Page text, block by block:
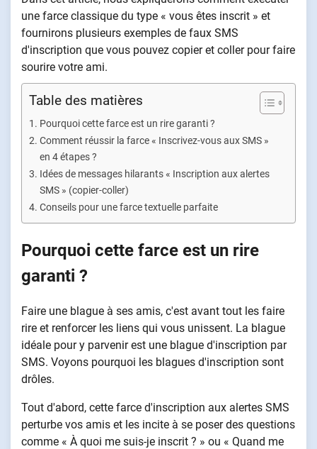
une farce classique du type « vous êtes inscrit » et
fournirons plusieurs exemples de faux SMS
d'inscription que vous pouvez copier et coller pour faire
sourire votre ami.
Table des matières
Pourquoi cette farce est un rire garanti ?
Comment réussir la farce « Inscrivez-vous aux SMS »
en 4 étapes ?
Idées de messages hilarants « Inscription aux alertes
SMS » (copier-coller)
Conseils pour une farce textuelle parfaite
Pourquoi cette farce est un rire
garanti ?
Faire une blague à ses amis, c'est avant tout les faire
rire et renforcer les liens qui vous unissent. La blague
idéale pour y parvenir est une blague d'inscription par
SMS. Voyons pourquoi les blagues d'inscription sont
drôles.
Tout d'abord, cette farce d'inscription aux alertes SMS
perturbe vos amis et les incite à se poser des questions
comme « À quoi me suis-je inscrit ? » ou « Quand me